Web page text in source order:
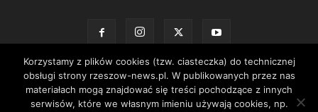
Kontakt Polityka prywatności Regulamin portalu
Korzystamy z plików cookies (tzw. ciasteczka) do technicznej
obsługi strony rzeszow-news.pl. W publikowanych przez nas
materiałach mogą znajdować się treści pochodzące z innych
serwisów, które we własnym imieniu używają cookies, np.